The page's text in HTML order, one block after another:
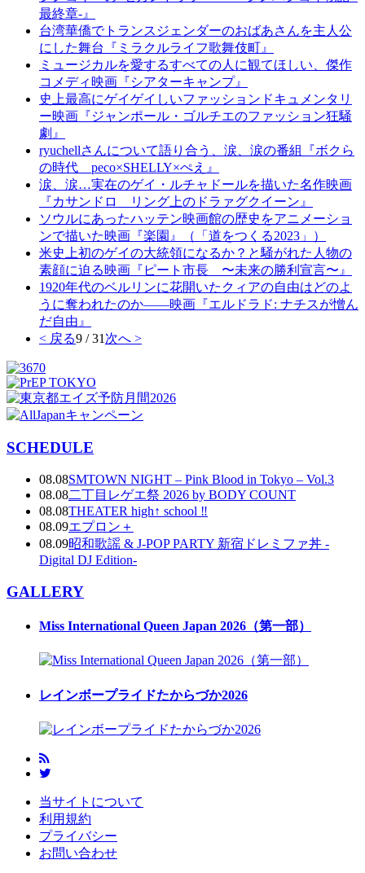
最終章-』
台湾華僑でトランスジェンダーのおばあさんを主人公
にした舞台『ミラクルライフ歌舞伎町』
ミュージカルを愛するすべての人に観てほしい、傑作
コメディ映画『シアターキャンプ』
史上最高にゲイゲイしいファッションドキュメンタリ
ー映画『ジャンポール・ゴルチエのファッション狂騒
劇』
ryuchellさんについて語り合う、涙、涙の番組『ボクら
の時代 peco×SHELLY×ぺえ』
涙、涙…実在のゲイ・ルチャドールを描いた名作映画
『カサンドロ リング上のドラァグクイーン』
ソウルにあったハッテン映画館の歴史をアニメーショ
ンで描いた映画『楽園』（「道をつくる2023」）
米史上初のゲイの大統領になるか？と騒がれた人物の
素顔に迫る映画『ピート市長 〜未来の勝利宣言〜』
1920年代のベルリンに花開いたクィアの自由はどのよ
うに奪われたのか――映画『エルドラド: ナチスが憎ん
だ自由』
< 戻る9 / 31 次へ >
SCHEDULE
08.08SMTOWN NIGHT – Pink Blood in Tokyo – Vol.3
08.08二丁目レゲエ祭 2026 by BODY COUNT
08.08THEATER high↑ school ‼
08.09エプロン＋
08.09昭和歌謡 & J-POP PARTY 新宿ドレミファ丼 -
Digital DJ Edition-
GALLERY
Miss International Queen Japan 2026（第一部）
レインボープライドたからづか2026
当サイトについて
利用規約
プライバシー
お問い合わせ